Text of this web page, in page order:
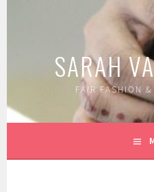
SARAH
FAIR FASHION